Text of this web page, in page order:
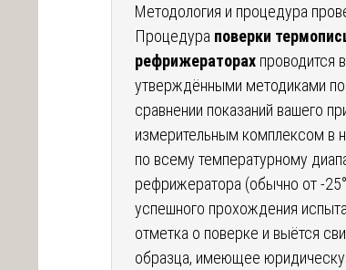
Методология и процедура
Процедура поверки
рефрижераторах проводится
утверждёнными методиками
сравнении показаний вашего
измерительным комплексом в
по всему температурному
рефрижератора (обычно от -
успешного прохождения
отметка о поверке и выётся
образца, имеющее